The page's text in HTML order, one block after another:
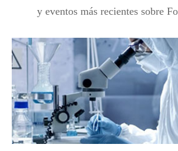
y eventos más recientes sobre